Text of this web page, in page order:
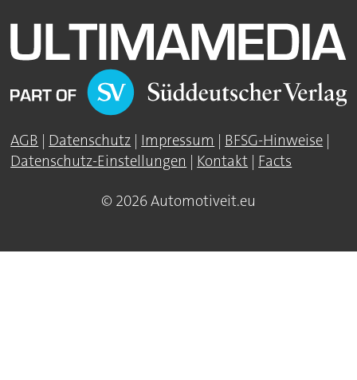
AGB Datenschutz Impressum BFSG-Hinweise
Datenschutz-Einstellungen
Kontakt Facts
© 2026 Automotiveit.eu